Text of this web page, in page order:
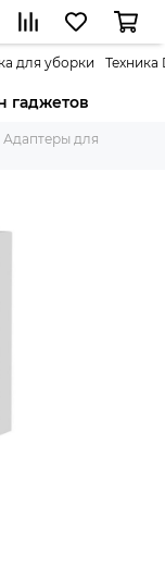
для уборки Техника
гаджетов
Адаптеры для